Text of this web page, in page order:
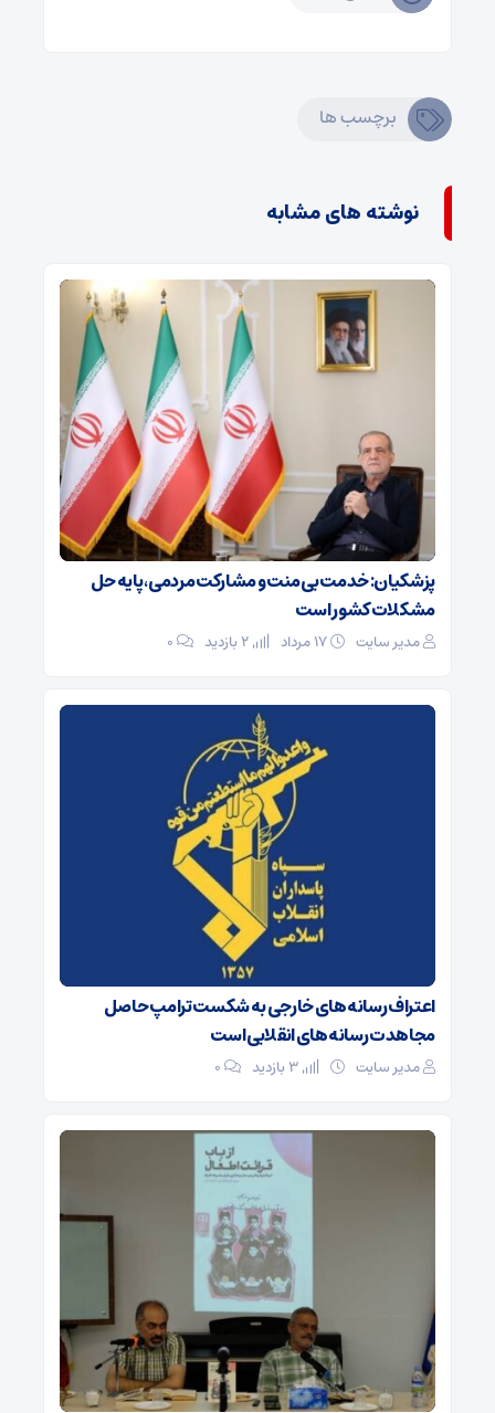
برچسب ها
نوشته های مشابه
پزشکیان: خدمت بی‌منت و مشارکت مردمی، پایه حل
مشکلات کشور است
مدیر سایت ۰
اعتراف رسانه‌های خارجی به شکست ترامپ حاصل
مجاهدت رسانه‌های انقلابی است
مدیر سایت ۰